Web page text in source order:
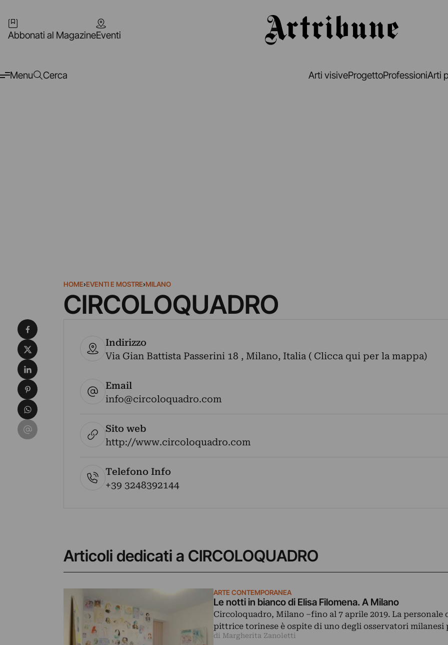
Abbonati al MagazineEventi
Menu Cerca Arti visiveProgettoProfessioniArti
HOME›EVENTI E MOSTRE›MILANO
CIRCOLOQUADRO
Indirizzo
Via Gian Battista Passerini 18 , Milano, Italia ( Clicca qui per la mappa)
Email
info@circoloquadro.com
Sito web
http://www.circoloquadro.com
Telefono Info
+39 3248392144
Articoli dedicati a CIRCOLOQUADRO
ARTE CONTEMPORANEA
Le notti in bianco di Elisa Filomena. A Milano
Circoloquadro, Milano –fino al 7 aprile 2019. La personale
pittrice torinese è ospite di uno degli osservatori milanesi
di Margherita Zanoletti
Condividi su Facebook
Condividi su X
Condividi su LinkedIn
Condividi su Pinterest
Condividi su WhatsApp
Condividi su Email